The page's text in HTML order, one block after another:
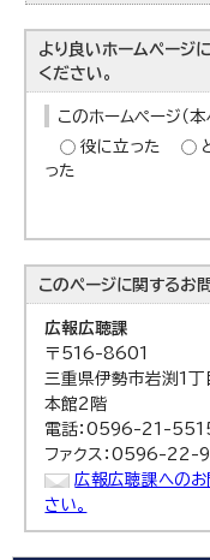
より良いホームページ
ください。
このホームページ（
役に立った
った
このページに関するお
広報広聴課
〒516-8601
三重県伊勢市岩渕1
本館2階
電話：0596-21-
ファクス：0596-22-
広報広聴課へのお
さい。